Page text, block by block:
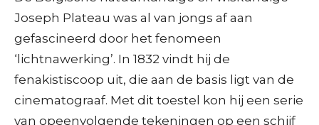
Joseph Plateau was al van jongs af aan
gefascineerd door het fenomeen
‘lichtnawerking’. In 1832 vindt hij de
fenakistiscoop uit, die aan de basis ligt van de
cinematograaf. Met dit toestel kon hij een serie
van opeenvolgende tekeningen op een schijf